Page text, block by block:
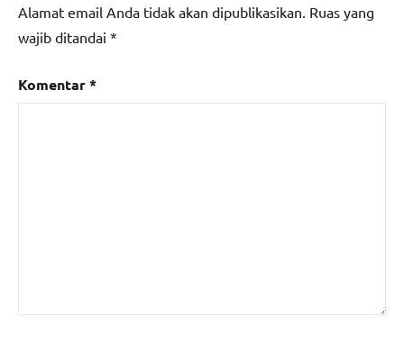
Alamat email Anda tidak akan dipublikasikan. Ruas yang
wajib ditandai *
Komentar*